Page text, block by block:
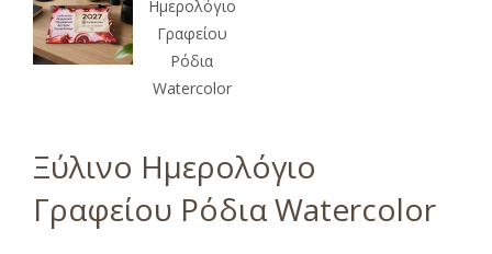
Ξύλινο Ημερολόγιο
Γραφείου Ρόδια Watercolor